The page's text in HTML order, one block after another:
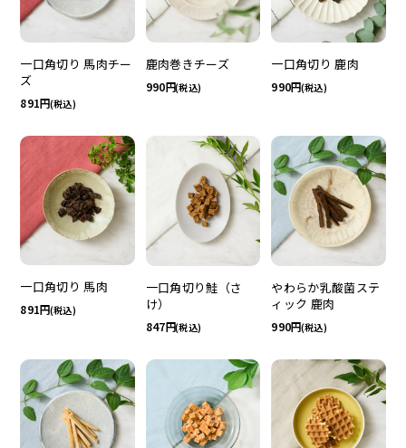
一口角切り 馬肉チー
ズ
891 (税込)
鹿肉巻きチーズ
990 (税込)
一口角切り 鹿肉
990 (税込)
一口角切り 馬肉
891 (税込)
一口角切り鮭（さ
け）
847 (税込)
やわらか乳酸菌ステ
ィック 鹿肉
990 (税込)